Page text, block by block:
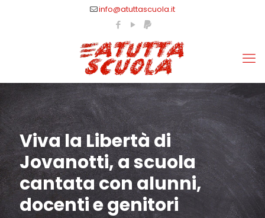
info@atuttascuola.it
Viva la Libertà di
Jovanotti, a scuola
cantata con alunni,
docenti e genitori